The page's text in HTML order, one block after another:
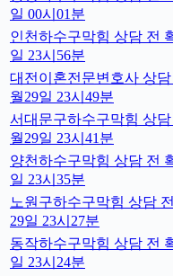
일 00시01분
인천하수구막힘 상담 전
일 23시56분
대전이혼전문변호사 상
월29일 23시49분
서대문구하수구막힘 상
월29일 23시41분
양천하수구막힘 상담 전
일 23시35분
노원구하수구막힘 상담
29일 23시27분
동작하수구막힘 상담 전
일 23시24분